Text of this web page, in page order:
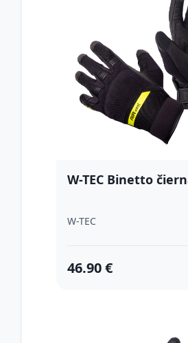
W-TEC Binetto
W-TEC
46.90 €